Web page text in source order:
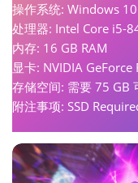
操作系统: Windows
处理器: Intel Core i5-
内存: 16 GB RAM
显卡: NVIDIA
存储空间: 需要 75 GB
附注事项: SSD